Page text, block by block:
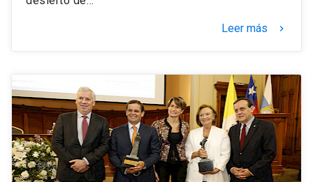
Leer más keyboard_arrow_right